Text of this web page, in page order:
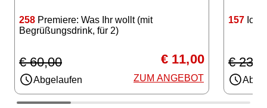
258 Premiere: Was Ihr wollt (mit
Begrüßungsdrink, für 2)
€ 60,00
Abgelaufen
€ 11,00
ZUM ANGEBOT
157
€